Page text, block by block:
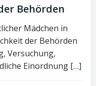
Behörden
Mädchen in
der Behörden
Versuchung,
Einordnung […]